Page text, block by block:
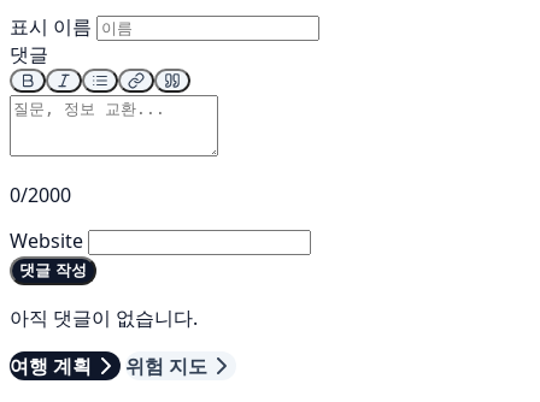
표시 이름
댓글
0/2000
Website
댓글 작성
아직 댓글이 없습니다.
여행 계획
위험 지도